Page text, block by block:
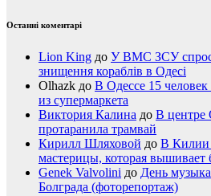
Останні коментарі
Lion King до У ВМС ЗСУ
знищення кораблів в Одесі
Olhazk до В Одессе 15
из супермаркета
Виктория Калина до В центре
протаранила трамвай
Кирилл Шляховой до В Килии
мастерицы, которая вышивает
Genek Valvolini до День
Болграда (фоторепортаж)